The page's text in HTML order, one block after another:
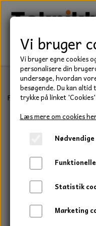
UNIVERSALE
Forside Teknik Lejer
Vi bruger
Vi bruger egne cookies
personalisere din
undersøge, hvordan
besøgende. Du kan
trykke på linket
Læs mere om cookies
Nødvendige
Statistik
Marketing